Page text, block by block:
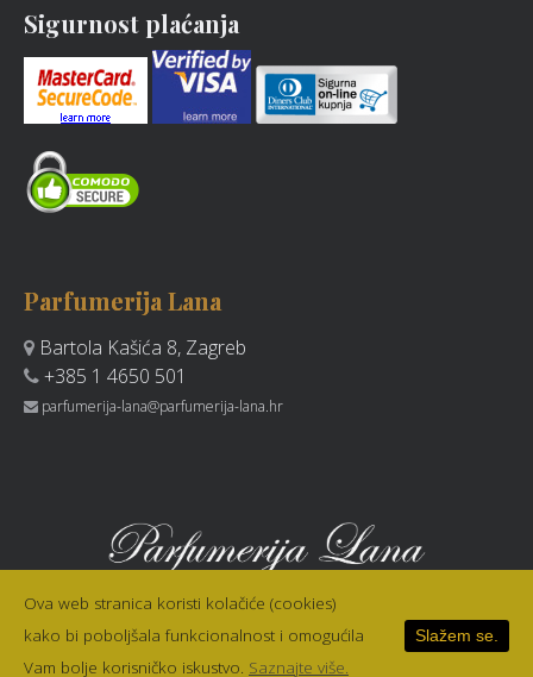
Sigurnost plaćanja
Parfumerija Lana
Bartola Kašića 8, Zagreb
+385 1 4650 501
parfumerija-lana@parfumerija-lana.hr
© 1990. - 2026.Parfumerija Lana, Zagreb. Sva prava pridržana.//
Izrada web stranice u 2016[RB]
Ova web stranica koristi kolačiće (cookies)
kako bi poboljšala funkcionalnost i omogućila
Vam bolje korisničko iskustvo. Saznajte više.
Slažem se.